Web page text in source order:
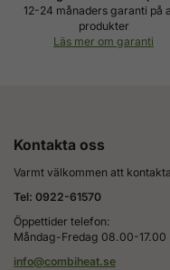
12-24 månaders garanti på
produkter
Läs mer om garanti
Kontakta oss
Varmt välkommen att
Tel: 0922-61570
Öppettider telefon:
Måndag-Fredag 08.00-17.00
info@combiheat.se